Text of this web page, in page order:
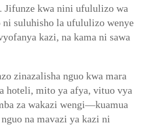
Jifunze kwa nini ufululizo wa
ni suluhisho la ufululizo wenye
kazi, na kama ni sawa
zinazalisha nguo kwa mara
hoteli, mito ya afya, vituo vya
za wakazi wengi—kuamua
na mavazi ya kazi ni